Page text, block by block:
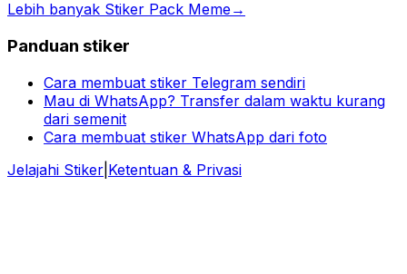
Lebih banyak Stiker Pack Meme→
Panduan stiker
Cara membuat stiker Telegram sendiri
Mau di WhatsApp? Transfer dalam waktu kurang
dari semenit
Cara membuat stiker WhatsApp dari foto
Jelajahi Stiker Ketentuan & Privasi